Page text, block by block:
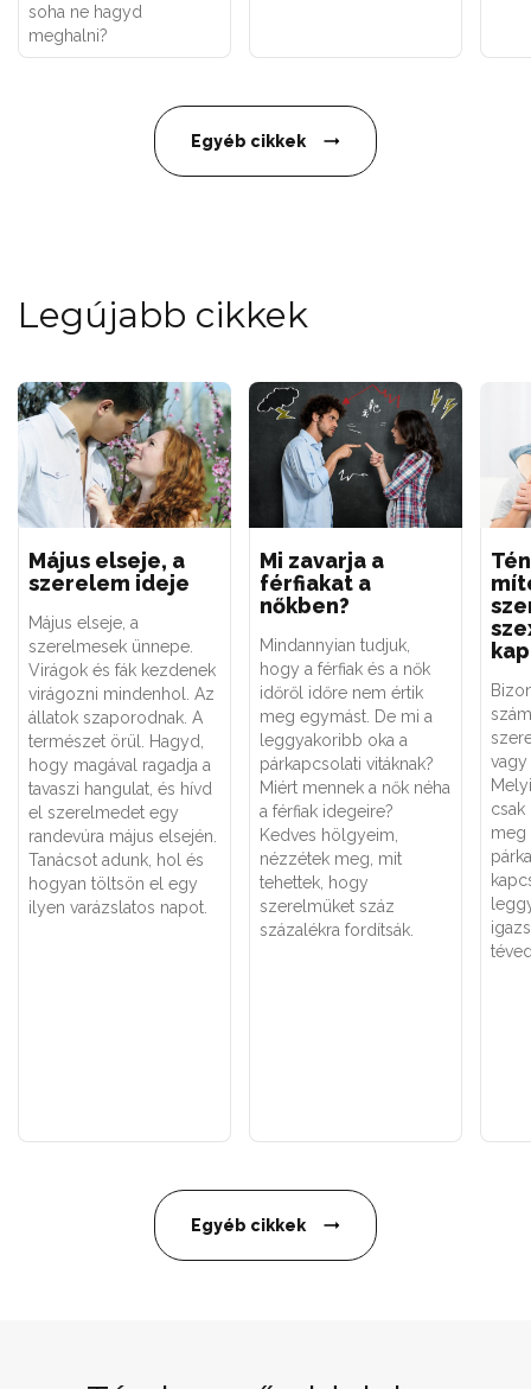
soha ne hagyd
meghalni?
Egyéb cikkek
Legújabb cikkek
Május elseje, a
szerelem ideje
Május elseje, a
szerelmesek ünnepe.
Virágok és fák kezdenek
virágozni mindenhol. Az
állatok szaporodnak. A
természet örül. Hagyd,
hogy magával ragadja a
tavaszi hangulat, és hívd
el szerelmedet egy
randevúra május elsején.
Tanácsot adunk, hol és
hogyan töltsön el egy
ilyen varázslatos napot.
Mi zavarja a
férfiakat a
nőkben?
Mindannyian tudjuk,
hogy a férfiak és a nők
időről időre nem értik
meg egymást. De mi a
leggyakoribb oka a
párkapcsolati vitáknak?
Miért mennek a nők néha
a férfiak idegeire?
Kedves hölgyeim,
nézzétek meg, mit
tehettek, hogy
szerelmüket száz
százalékra fordítsák.
vagy
csak
meg
Egyéb cikkek